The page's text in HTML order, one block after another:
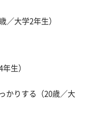
／大学2年生）
生）
かりする（20歳／大